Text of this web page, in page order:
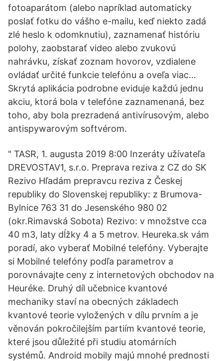
fotoaparátom (alebo napríklad automaticky
poslať fotku do vášho e-mailu, keď niekto zadá
zlé heslo k odomknutiu), zaznamenať históriu
polohy, zaobstarať video alebo zvukovú
nahrávku, získať zoznam hovorov, vzdialene
ovládať určité funkcie telefónu a oveľa viac…
Skrytá aplikácia podrobne eviduje každú jednu
akciu, ktorá bola v telefóne zaznamenaná, bez
toho, aby bola prezradená antivírusovým, alebo
antispywarovým softvérom.
" TASR, 1. augusta 2019 8:00 Inzeráty užívateľa
DREVOSTAV1, s.r.o. Preprava reziva z CZ do SK
Rezivo Hľadám prepravcu reziva z Českej
republiky do Slovenskej republiky: z Brumova-
Bylnice 763 31 do Jesenského 980 02
(okr.Rimavská Sobota) Rezivo: v množstve cca
40 m3, laty dĺžky 4 a 5 metrov. Heureka.sk vám
poradí, ako vyberať Mobilné telefóny. Vyberajte
si Mobilné telefóny podľa parametrov a
porovnávajte ceny z internetových obchodov na
Heuréke. Druhý díl učebnice kvantové
mechaniky staví na obecných základech
kvantové teorie vyložených v dílu prvním a je
věnován pokročilejším partiím kvantové teorie,
které jsou důležité při studiu atomárních
systémů. Android mobily majú mnohé prednosti